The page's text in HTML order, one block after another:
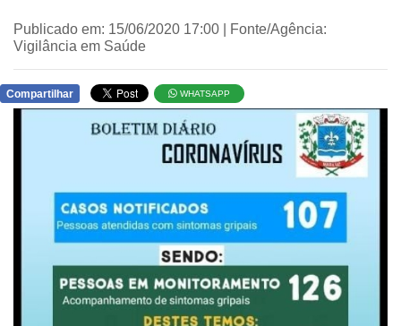
Publicado em: 15/06/2020 17:00 | Fonte/Agência:
Vigilância em Saúde
Compartilhar WHATSAPP